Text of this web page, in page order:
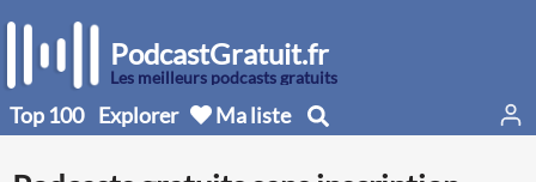
PodcastGratuit.fr
Les meilleurs podcasts gratuits
Top 100 Explorer Ma liste